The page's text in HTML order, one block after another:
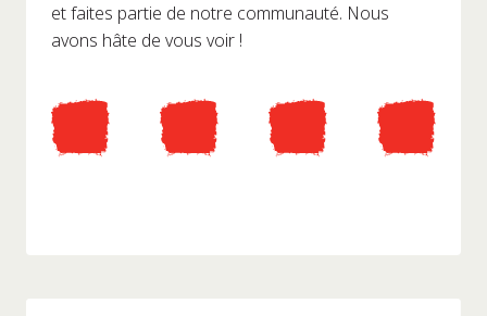
et faites partie de notre communauté. Nous
avons hâte de vous voir !